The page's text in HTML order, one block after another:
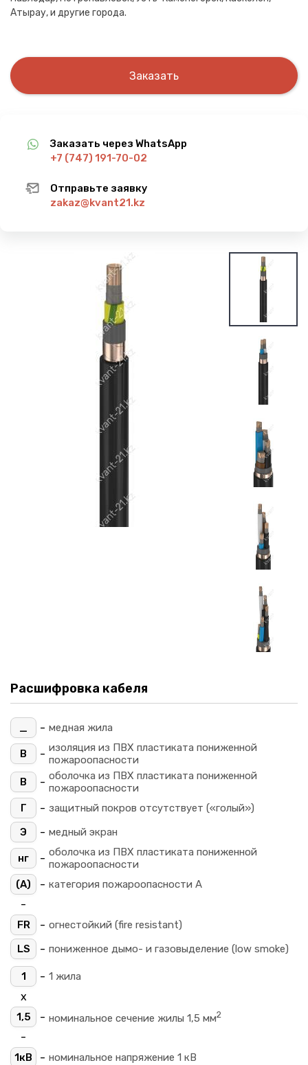
Атырау, и другие города.
Заказать
Заказать через WhatsApp
+7 (747) 191-70-02
Отправьте заявку
zakaz@kvant21.kz
Расшифровка кабеля
_ - медная жила
В - изоляция из ПВХ пластиката пониженной
пожароопасности
В
- оболочка из ПВХ пластиката пониженной
пожароопасности
Г
- защитный покров отсутствует («голый»)
Э
- медный экран
нг - оболочка из ПВХ пластиката пониженной
пожароопасности
(A)
- категория пожароопасности A
-
FR - огнестойкий (fire resistant)
LS
- пониженное дымо- и газовыделение (low smoke)
1 - 1 жила
х
1,5 - номинальное сечение жилы 1,5 мм2
-
1кВ - номинальное напряжение 1 кВ